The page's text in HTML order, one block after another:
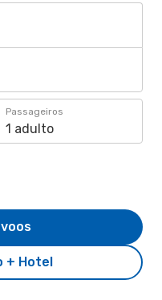
Passageiros
1 adulto
+ Hotel